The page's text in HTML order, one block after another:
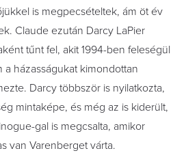
is megpecsételtek, ám öt év
Claude ezután Darcy LaPier
tűnt fel, akit 1994-ben feleségül
a házasságukat kimondottan
Darcy többször is nyilatkozta,
mintaképe, és még az is kiderült,
gal is megcsalta, amikor
van Varenberget várta.